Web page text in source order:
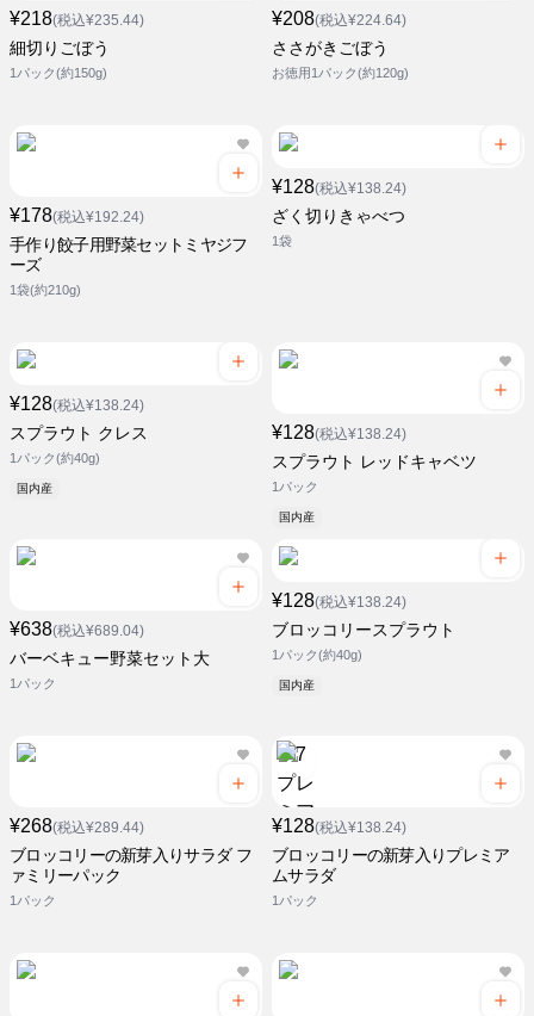
¥218(税込¥235.44)
細切りごぼう
1パック(約150g)
¥208(税込¥224.64)
ささがきごぼう
お徳用1パック(約120g)
¥178(税込¥192.24)
手作り餃子用野菜セットミヤジフ
ーズ
1袋(約210g)
¥128(税込¥138.24)
ざく切りきゃべつ
1袋
¥128(税込¥138.24)
スプラウト クレス
1パック(約40g)
国内産
¥128(税込¥138.24)
スプラウト レッドキャベツ
1パック
国内産
¥638(税込¥689.04)
バーベキュー野菜セット大
1パック
¥128(税込¥138.24)
ブロッコリースプラウト
1パック(約40g)
国内産
¥268(税込¥289.44)
ブロッコリーの新芽入りサラダ フ
ァミリーパック
1パック
¥128(税込¥138.24)
ブロッコリーの新芽入りプレミア
ムサラダ
1パック